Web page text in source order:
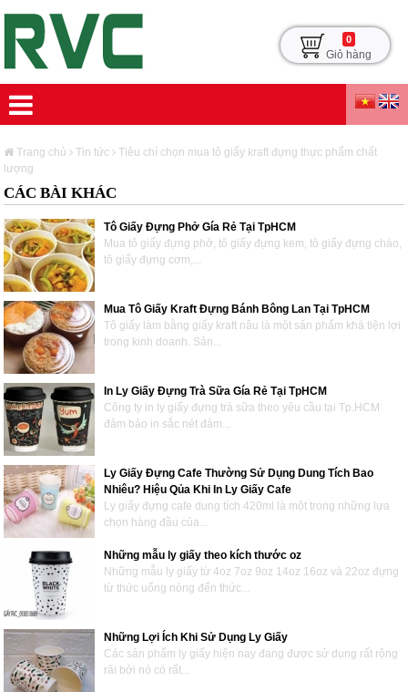
0
Giỏ hàng
Trang chủ Tin tức
Tiêu chí chọn mua tô giấy kraft đựng thực phẩm chất
lượng
CÁC BÀI KHÁC
Tô Giấy Đựng Phở Gía Rẻ Tại TpHCM
Mua tô giấy đựng phở, tô giấy đựng kem, tô giấy đựng cháo,
tô giấy đựng cơm,...
Mua Tô Giấy Kraft Đựng Bánh Bông Lan Tại TpHCM
Tô giấy làm bằng giấy kraft nâu là một sản phẩm khá tiện lợi
trong kinh doanh. Sản...
In Ly Giấy Đựng Trà Sữa Gía Rẻ Tại TpHCM
Công ty in ly giấy đựng trà sữa theo yêu cầu tại Tp.HCM
đảm bảo in sắc nét đảm...
Ly Giấy Đựng Cafe Thường Sử Dụng Dung Tích Bao
Nhiêu? Hiệu Qủa Khi In Ly Giấy Cafe
Ly giấy đựng cafe dung tích 420ml là một trong những lựa
chọn hàng đầu của...
Những mẫu ly giấy theo kích thước oz
Những mẫu ly giấy từ 4oz 7oz 9oz 14oz 16oz và 22oz đựng
từ thức uống nóng đến thức...
Những Lợi Ích Khi Sử Dụng Ly Giấy
Các sản phẩm ly giấy hiện nay đang được sử dụng rất rộng
rãi bởi nó có rất...